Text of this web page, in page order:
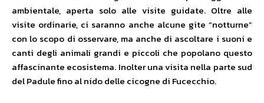
ambientale, aperta solo alle visite guidate. Oltre alle
visite ordinarie, ci saranno anche alcune gite “notturne”
con lo scopo di osservare, ma anche di ascoltare i suoni e
canti degli animali grandi e piccoli che popolano questo
affascinante ecosistema. Inolter una visita nella parte sud
del Padule fino al nido delle cicogne di Fucecchio.